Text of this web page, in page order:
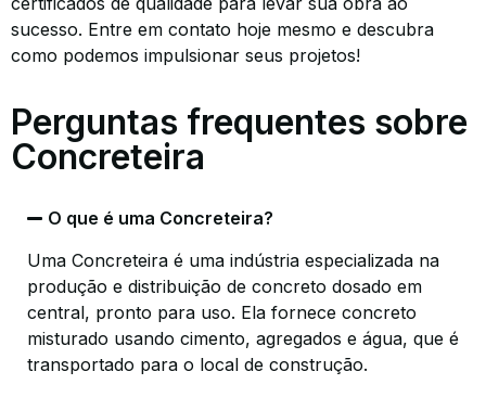
sucesso. Entre em contato hoje mesmo e descubra
como podemos impulsionar seus projetos!
Perguntas frequentes sobre
Concreteira
O que é uma Concreteira?
Uma Concreteira é uma indústria especializada na
produção e distribuição de concreto dosado em
central, pronto para uso. Ela fornece concreto
misturado usando cimento, agregados e água, que é
transportado para o local de construção.